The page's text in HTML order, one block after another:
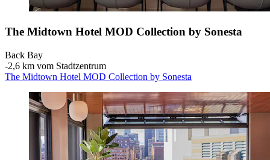
The Midtown Hotel MOD Collection by Sonesta
Back Bay
‐2,6 km vom Stadtzentrum
The Midtown Hotel MOD Collection by Sonesta